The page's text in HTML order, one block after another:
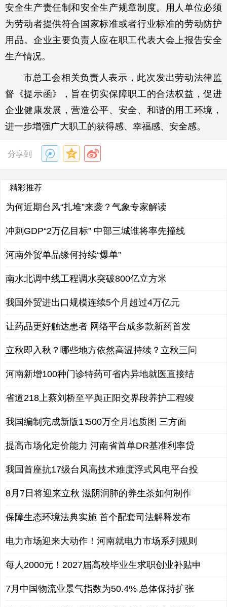
安全生产责任制和安全生产规章制度。用人单位必须
为劳动者提供符合国家标准或者行业标准的劳动防护
用品。企业主要负责人应在职工代表大会上报告安全
生产情况。
市总工会相关负责人表示，此次发出劳动法律监
督《提示函》，旨在切实保障职工的合法权益，促进
企业健康发展，营造公平、安全、和谐的用工环境，
进一步增强广大职工的获得感、幸福感、安全感。
分享到
精彩推荐
为何近期台风“扎堆”来袭？气象专家解读
冲刺GDP“2万亿目标” 中部三城谁将率先撞线
河南外贸单品缘何持续“爆单”
南水北调中线工程调水突破800亿立方米
我国外贸进出口规模连续5个月超过4万亿元
让药品更好触达患者 网络平台成多款新药首发
立秋即入秋？哪些地方依然高温持续？立秋三问
河南新增100种门诊特药可省内异地就医直接结
省道218上蔡刘桥至平舆正阳交界段养护工程竣
我国编制完成新版1∶500万全月地质图 三方面
提高市场化定价能力 河南省首单DR基准利率贷
我国首座抗17级台风高技术难度浮式风电平台投
8月7日将迎来立秋 滋阴润肺的养生茶如何制作
保障生态环境法典实施 首个配套司法解释发布
电力市场迎来大动作！河南就电力市场系列规则
每人2000元！2027届高校毕业生求职创业补贴申
7月中国物流业景气指数为50.4% 总体保持扩张